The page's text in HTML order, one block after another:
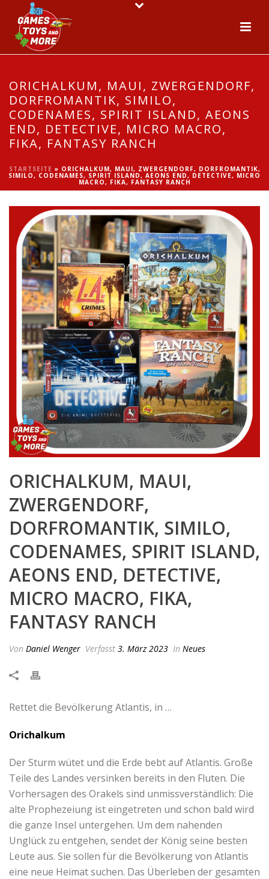
ORICHALKUM, MAUI, ZWERGENDORF,
DORFROMANTIK, SIMILO,
CODENAMES, SPIRIT ISLAND, AEONS
END, DETECTIVE, MICRO MACRO,
FIKA, FANTASY RANCH
STARTSEITE » ORICHALKUM, MAUI, ZWERGENDORF, DORFROMANTIK,
SIMILO, CODENAMES, SPIRIT ISLAND, AEONS END, DETECTIVE, MICRO
MACRO, FIKA, FANTASY RANCH
ORICHALKUM, MAUI,
ZWERGENDORF,
DORFROMANTIK, SIMILO,
CODENAMES, SPIRIT ISLAND,
AEONS END, DETECTIVE,
MICRO MACRO, FIKA,
FANTASY RANCH
Von Daniel Wenger Verfasst 3. März 2023 In Neues
Rettet die Bevölkerung Atlantis, in …
Orichalkum
Der Sturm wütet und die Erde bebt auf Atlantis. Große
Teile des Landes versinken bereits in den Fluten. Die
Vorhersagen des Orakels sind unmissverständlich: Die
alte Prophezeiung ist eingetreten und schon bald wird
die ganze Insel untergehen. Um dem nahenden
Unglück zu entgehen, sendet der König seine besten
Leute aus. Sie sollen für die Bevölkerung von Atlantis
eine neue Heimat suchen. Das Überleben der gesamten